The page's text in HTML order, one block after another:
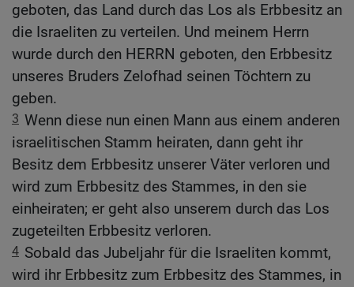
geboten, das Land durch das Los als Erbbesitz an
die Israeliten zu verteilen. Und meinem Herrn
wurde durch den HERRN geboten, den Erbbesitz
unseres Bruders Zelofhad seinen Töchtern zu
geben.
3 Wenn diese nun einen Mann aus einem anderen
israelitischen Stamm heiraten, dann geht ihr
Besitz dem Erbbesitz unserer Väter verloren und
wird zum Erbbesitz des Stammes, in den sie
einheiraten; er geht also unserem durch das Los
zugeteilten Erbbesitz verloren.
4 Sobald das Jubeljahr für die Israeliten kommt,
wird ihr Erbbesitz zum Erbbesitz des Stammes, in